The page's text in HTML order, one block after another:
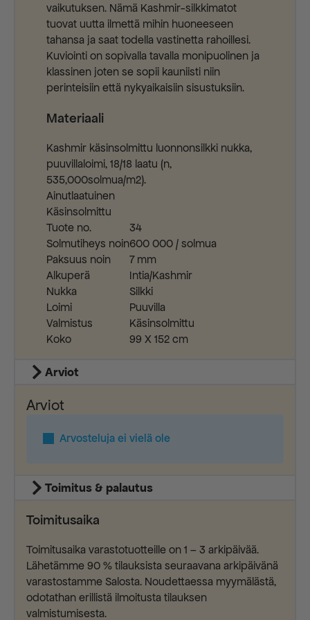
vaikutuksen. Nämä Kashmir-silkkimatot
tuovat uutta ilmettä mihin huoneeseen
tahansa ja saat todella vastinetta rahoillesi.
Kuviointi on sopivalla tavalla monipuolinen ja
klassinen joten se sopii kauniisti niin
perinteisiin että nykyaikaisiin sisustuksiin.
Materiaali
Kashmir käsinsolmittu luonnonsilkki nukka,
puuvillaloimi, 18/18 laatu (n,
535,000solmua/m2).
Ainutlaatuinen
Käsinsolmittu
Tuote no.
34
Solmutiheys noin600 000 / solmua
Paksuus noin
7 mm
Alkuperä
Intia/Kashmir
Nukka
Silkki
Loimi
Puuvilla
Valmistus
Käsinsolmittu
Koko
99 X 152 cm
Arviot
Arviot
Arvosteluja ei vielä ole
Toimitus & palautus
Toimitusaika
Toimitusaika varastotuotteille on 1 – 3 arkipäivää.
Lähetämme 90 % tilauksista seuraavana arkipäivänä
varastostamme Salosta. Noudettaessa myymälästä,
odotathan erillistä ilmoitusta tilauksen
valmistumisesta.